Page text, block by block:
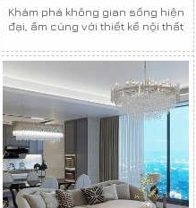
Khám phá không gian sống hiện
đại, ấm cúng với thiết kế nội thất